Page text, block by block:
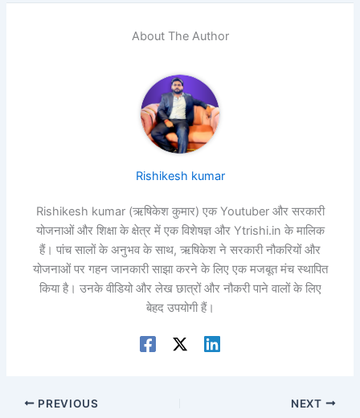
About The Author
Rishikesh kumar
Rishikesh kumar (ऋषिकेश कुमार) एक Youtuber और सरकारी
योजनाओं और शिक्षा के क्षेत्र में एक विशेषज्ञ और Ytrishi.in के मालिक
हैं। पांच सालों के अनुभव के साथ, ऋषिकेश ने सरकारी नौकरियों और
योजनाओं पर गहन जानकारी साझा करने के लिए एक मजबूत मंच स्थापित
किया है। उनके वीडियो और लेख छात्रों और नौकरी पाने वालों के लिए
बेहद उपयोगी हैं।
PREVIOUS NEXT